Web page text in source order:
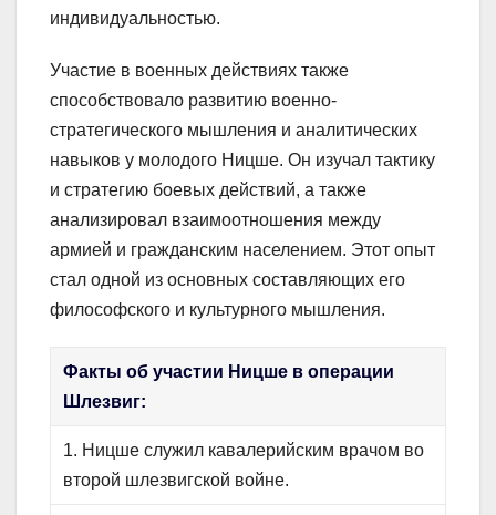
индивидуальностью.
Участие в военных действиях также
способствовало развитию военно-
стратегического мышления и аналитических
навыков у молодого Ницше. Он изучал тактику
и стратегию боевых действий, а также
анализировал взаимоотношения между
армией и гражданским населением. Этот опыт
стал одной из основных составляющих его
философского и культурного мышления.
Факты об участии Ницше в операции
Шлезвиг:
1. Ницше служил кавалерийским врачом во
второй шлезвигской войне.